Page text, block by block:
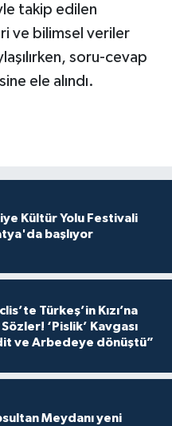
takip edilen
ve bilimsel veriler
soru-cevap
ele alındı.
Kültür Yolu Festivali
başlıyor
Türkeş’in Kızı’na
‘Pislik’ Kavgası
ve Arbedeye dönüştü”
Meydanı yeni